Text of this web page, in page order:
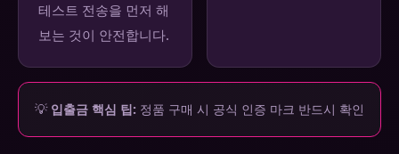
테스트 전송을 먼저 해
보는 것이 안전합니다.
💡 입출금 핵심 팁: 정품 구매 시 공식 인증 마크 반드시 확인